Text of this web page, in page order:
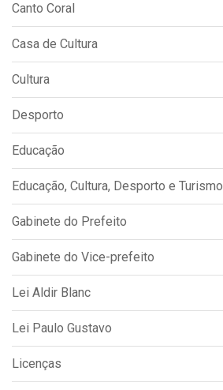
Canto Coral
Casa de Cultura
Cultura
Desporto
Educação
Educação, Cultura, Desporto e Turismo
Gabinete do Prefeito
Gabinete do Vice-prefeito
Lei Aldir Blanc
Lei Paulo Gustavo
Licenças